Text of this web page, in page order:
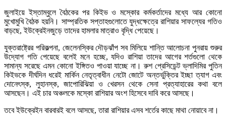
জুলাইয়ে ইস্তাম্বুলে বৈঠকের পর কিইভ ও মস্কোর কর্মকর্তাদের মধ্যে আর কোনো
মুখোমুখি বৈঠক হয়নি। সাম্প্রতিক সপ্তাহগুলোতে যুদ্ধক্ষেত্রে রাশিয়ার সাফল্যের গতিও
বাড়ছে, ইউক্রেইনজুড়ে তাদের হামলার মাত্রাও বৃদ্ধি পেয়েছে।
যুক্তরাষ্ট্রের পরিকল্পনা, জেলেনস্কির দৌড়ঝাঁপ সব মিলিয়ে শান্তি আলোচনা পুনরায় শুরুর
উদ্যোগ গতি পেয়েছে বলেই মনে হচ্ছে, যদিও রাশিয়া তাদের আগের শর্তগুলো থেকে
সামান্য সরেছে এমন কোনো ইঙ্গিতও পাওয়া যাচ্ছে না। রুশ প্রেসিডেন্ট ভ্লাদিমির পুতিন
কিইভকে দীর্ঘদিন ধরেই মার্কিন নেতৃত্বাধীন নেটো জোটে অন্তর্ভুক্তির ইচ্ছা ত্যাগ এবং
দোনেৎস্ক, লুহানস্ক, জাপোরিঝিয়া ও খেরসন থেকে সেনা প্রত্যাহারের কথা বলে
আসছেন। এই চার অঞ্চলকে মস্কো রাশিয়ার অংশ হিসেবে দাবি করে আসছে।
তবে ইউক্রেইন বারবারই বলে আসছে, তারা রাশিয়ার এসব শর্তের কাছে মাথা নোয়াবে না।